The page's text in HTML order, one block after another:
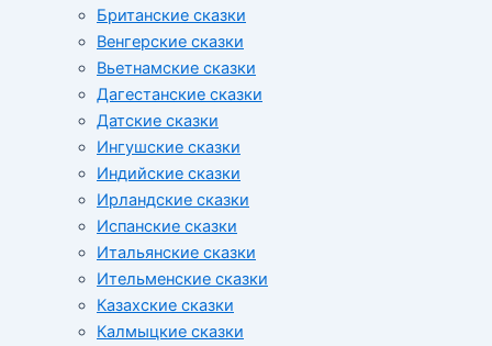
Британские сказки
Венгерские сказки
Вьетнамские сказки
Дагестанские сказки
Датские сказки
Ингушские сказки
Индийские сказки
Ирландские сказки
Испанские сказки
Итальянские сказки
Ительменские сказки
Казахские сказки
Калмыцкие сказки